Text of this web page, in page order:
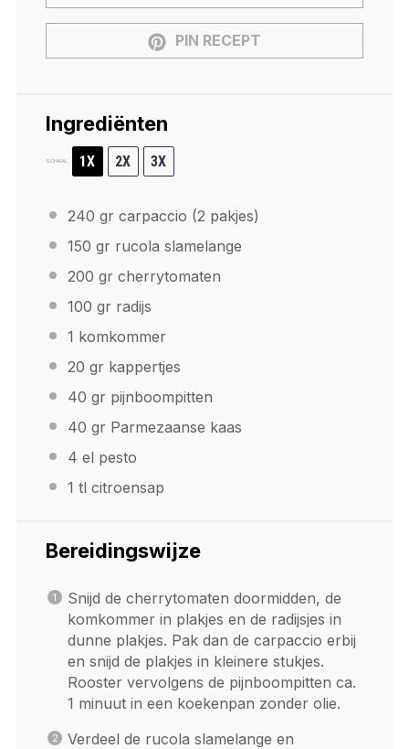
PIN RECEPT
Ingrediënten
SCHAAL 1X 2X 3X
240 gr carpaccio (2 pakjes)
150 gr rucola slamelange
200 gr cherrytomaten
100 gr radijs
1 komkommer
20 gr kappertjes
40 gr pijnboompitten
40 gr Parmezaanse kaas
4 el pesto
1 tl citroensap
Bereidingswijze
Snijd de cherrytomaten doormidden, de
komkommer in plakjes en de radijsjes in
dunne plakjes. Pak dan de carpaccio erbij
en snijd de plakjes in kleinere stukjes.
Rooster vervolgens de pijnboompitten ca.
1 minuut in een koekenpan zonder olie.
Verdeel de rucola slamelange en